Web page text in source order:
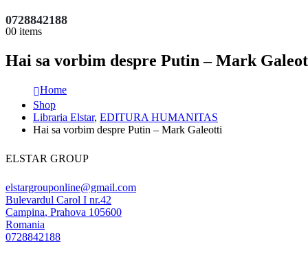
0728842188
00 items
Hai sa vorbim despre Putin – Mark
Home
Shop
Libraria Elstar, EDITURA HUMANITAS
Hai sa vorbim despre Putin – Mark Galeotti
ELSTAR GROUP
elstargrouponline@gmail.com
Bulevardul Carol I nr.42
Campina, Prahova 105600
Romania
0728842188